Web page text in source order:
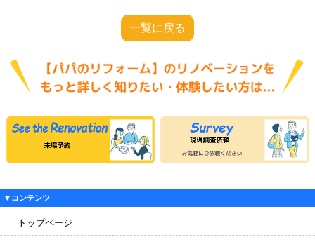
一覧に戻る
▼コンテンツ
トップページ